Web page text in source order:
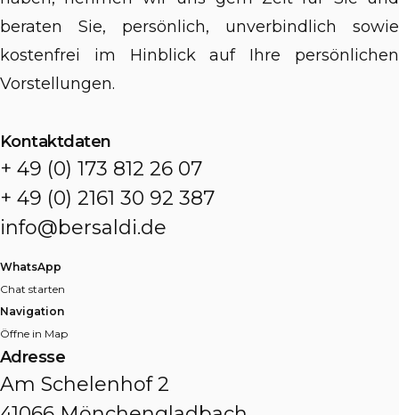
beraten Sie, persönlich, unverbindlich sowie
kostenfrei im Hinblick auf Ihre persönlichen
Vorstellungen.
Kontaktdaten
+ 49 (0) 173 812 26 07
+ 49 (0) 2161 30 92 387
info@bersaldi.de
WhatsApp
Chat starten
Navigation
Öffne in Map
Adresse
Am Schelenhof 2